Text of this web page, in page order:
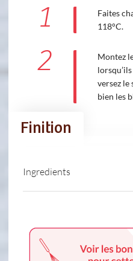
1
Faites
118°C.
2
Montez
versez le
bien les
Finition
Ingredients